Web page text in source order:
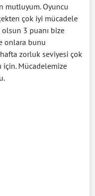
mutluyum. Oyuncu
çok iyi mücadele
olsun 3 puanı bize
onlara bunu
zorluk seviyesi çok
için. Mücadelemize